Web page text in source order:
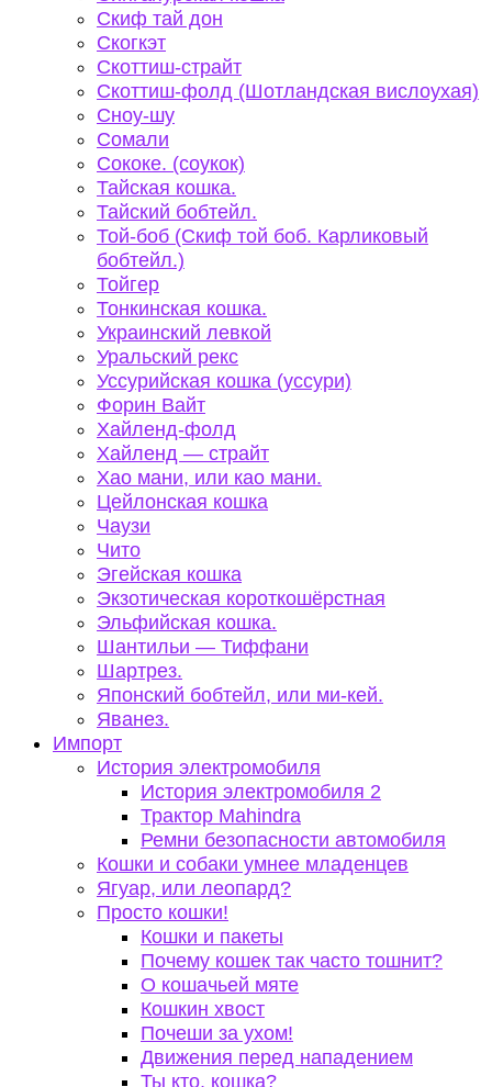
Скиф тай дон
Скогкэт
Скоттиш-страйт
Скоттиш-фолд (Шотландская вислоухая)
Сноу-шу
Сомали
Сококе. (соукок)
Тайская кошка.
Тайский бобтейл.
Той-боб (Скиф той боб. Карликовый
бобтейл.)
Тойгер
Тонкинская кошка.
Украинский левкой
Уральский рекс
Уссурийская кошка (уссури)
Форин Вайт
Хайленд-фолд
Хайленд — страйт
Хао мани, или као мани.
Цейлонская кошка
Чаузи
Чито
Эгейская кошка
Экзотическая короткошёрстная
Эльфийская кошка.
Шантильи — Тиффани
Шартрез.
Японский бобтейл, или ми-кей.
Яванез.
Импорт
История электромобиля
История электромобиля 2
Трактор Mahindra
Ремни безопасности автомобиля
Кошки и собаки умнее младенцев
Ягуар, или леопард?
Просто кошки!
Кошки и пакеты
Почему кошек так часто тошнит?
О кошачьей мяте
Кошкин хвост
Почеши за ухом!
Движения перед нападением
Ты кто, кошка?